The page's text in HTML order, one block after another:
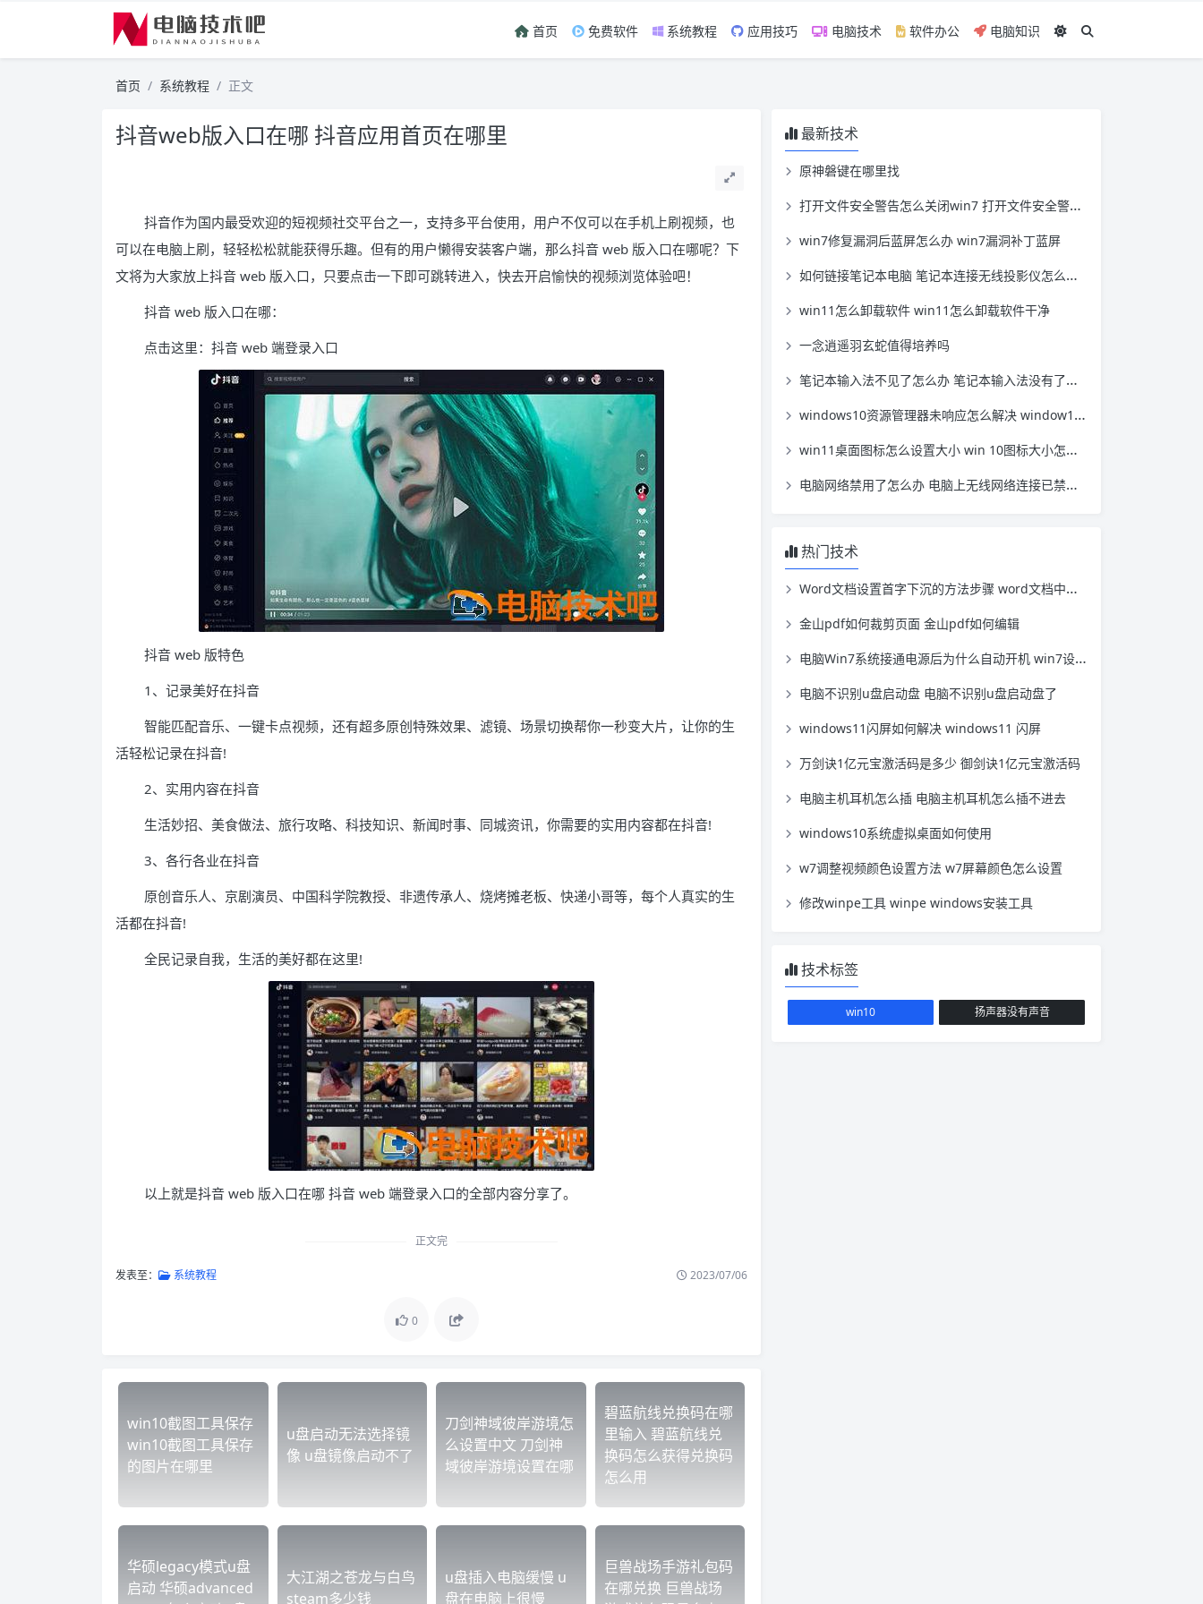
首页 免费软件 系统教程 应用技巧 电脑技术 软件办公 电脑知识
首页 系统教程 正文
抖音web版入口在哪 抖音应用首页在哪里
抖音作为国内最受欢迎的短视频社交平台之一，支持多平台使用，用户不仅可以在手机上刷视频，也
可以在电脑上刷，轻轻松松就能获得乐趣。但有的用户懒得安装客户端，那么抖音 web 版入口在哪呢？下
文将为大家放上抖音 web 版入口，只要点击一下即可跳转进入，快去开启愉快的视频浏览体验吧！
抖音 web 版入口在哪：
点击这里：抖音 web 端登录入口
抖音 web 版特色
1、记录美好在抖音
智能匹配音乐、一键卡点视频，还有超多原创特殊效果、滤镜、场景切换帮你一秒变大片，让你的生
活轻松记录在抖音!
2、实用内容在抖音
生活妙招、美食做法、旅行攻略、科技知识、新闻时事、同城资讯，你需要的实用内容都在抖音!
3、各行各业在抖音
原创音乐人、京剧演员、中国科学院教授、非遗传承人、烧烤摊老板、快递小哥等，每个人真实的生
活都在抖音!
全民记录自我，生活的美好都在这里!
以上就是抖音 web 版入口在哪 抖音 web 端登录入口的全部内容分享了。
正文完
发表至： 系统教程 2023/07/06
0
win10截图工具保存
win10截图工具保存
的图片在哪里
u盘启动无法选择镜
像 u盘镜像启动不了
刀剑神域彼岸游境怎
么设置中文 刀剑神
域彼岸游境设置在哪
碧蓝航线兑换码在哪
里输入 碧蓝航线兑
换码怎么获得兑换码
怎么用
华硕legacy模式u盘
启动 华硕advanced
大江湖之苍龙与白鸟
steam多少钱
u盘插入电脑缓慢 u
盘在电脑上很慢
巨兽战场手游礼包码
在哪兑换 巨兽战场
最新技术
原神磐键在哪里找
打开文件安全警告怎么关闭win7 打开文件安全警告怎么关闭win11
win7修复漏洞后蓝屏怎么办 win7漏洞补丁蓝屏
如何链接笔记本电脑 笔记本连接无线投影仪怎么连接
win11怎么卸载软件 win11怎么卸载软件干净
一念逍遥羽玄蛇值得培养吗
笔记本输入法不见了怎么办 笔记本输入法没有了怎么办
windows10资源管理器未响应怎么解决 window10资源管理器无响应
win11桌面图标怎么设置大小 win 10图标大小怎么设置
电脑网络禁用了怎么办 电脑上无线网络连接已禁用怎么办
热门技术
Word文档设置首字下沉的方法步骤 word文档中怎么设置首字下沉
金山pdf如何裁剪页面 金山pdf如何编辑
电脑Win7系统接通电源后为什么自动开机 win7设置电脑通电自动开机
电脑不识别u盘启动盘 电脑不识别u盘启动盘了
windows11闪屏如何解决 windows11 闪屏
万剑诀1亿元宝激活码是多少 御剑诀1亿元宝激活码
电脑主机耳机怎么插 电脑主机耳机怎么插不进去
windows10系统虚拟桌面如何使用
w7调整视频颜色设置方法 w7屏幕颜色怎么设置
修改winpe工具 winpe windows安装工具
技术标签
win10 扬声器没有声音